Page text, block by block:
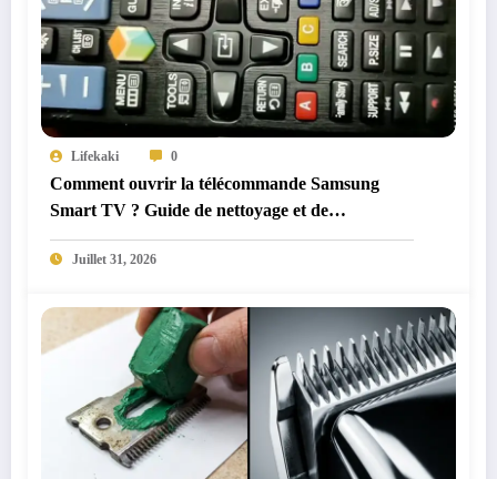
Lifekaki 0
Comment ouvrir la télécommande Samsung
Smart TV ? Guide de nettoyage et de
démontage
Juillet 31, 2026